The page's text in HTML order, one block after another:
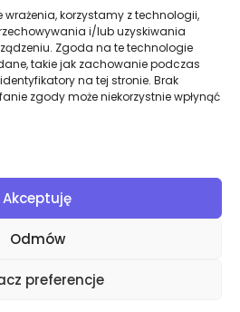
wrażenia, korzystamy z technologii,
i/lub uzyskiwania
Zgoda na te technologie
takie jak zachowanie podczas
na tej stronie. Brak
zgody może niekorzystnie wpłynąć
Akceptuję
Odmów
preferencje